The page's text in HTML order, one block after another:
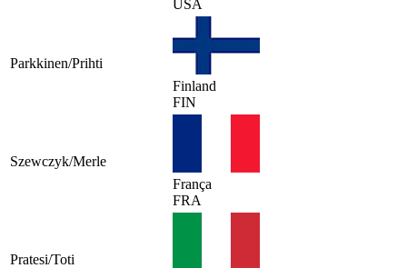
USA
Parkkinen/Prihti
Finland
FIN
Szewczyk/Merle
França
FRA
Pratesi/Toti